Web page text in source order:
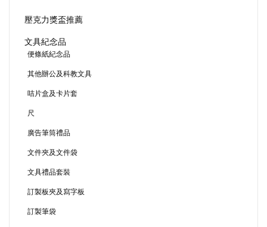
壓克力獎盃推薦
文具紀念品
便條紙紀念品
其他辦公及科教文具
咭片盒及卡片套
尺
廣告筆筒禮品
文件夾及文件袋
文具禮品套裝
訂製板夾及寫字板
訂製筆袋